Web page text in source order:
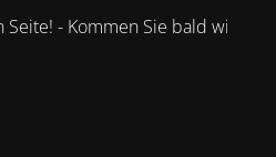
- Kommen Sie bald wieder.